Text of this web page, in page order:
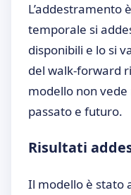
L’addestramento
temporale si
disponibili e lo si
del walk-forward
modello non
passato e futuro.
Risultati
Il modello è stato